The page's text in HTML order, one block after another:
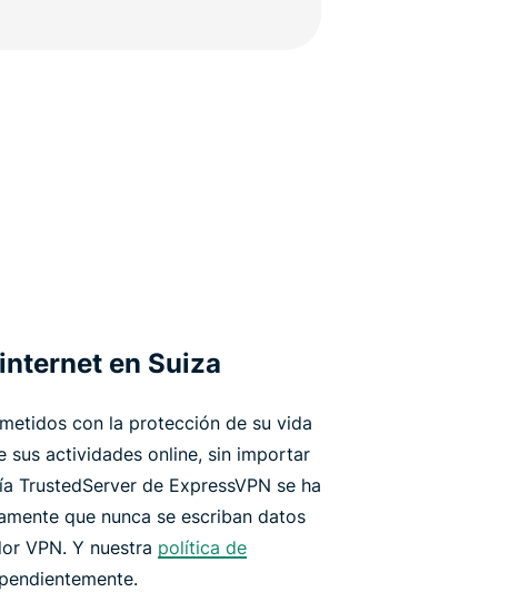
en Suiza
con la protección de su vida
sus actividades online, sin importar
TrustedServer de ExpressVPN se ha
que nunca se escriban datos
VPN. Y nuestra política de